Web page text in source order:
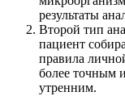
результаты
Второй тип
пациент
правила
более точным
утренним.